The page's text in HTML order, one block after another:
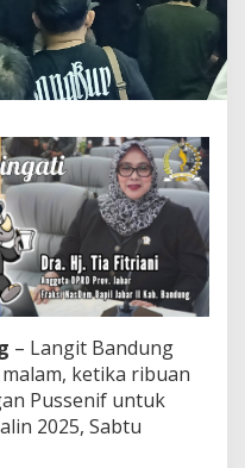
– Langit Bandung
ketika ribuan
Pussenif untuk
2025, Sabtu